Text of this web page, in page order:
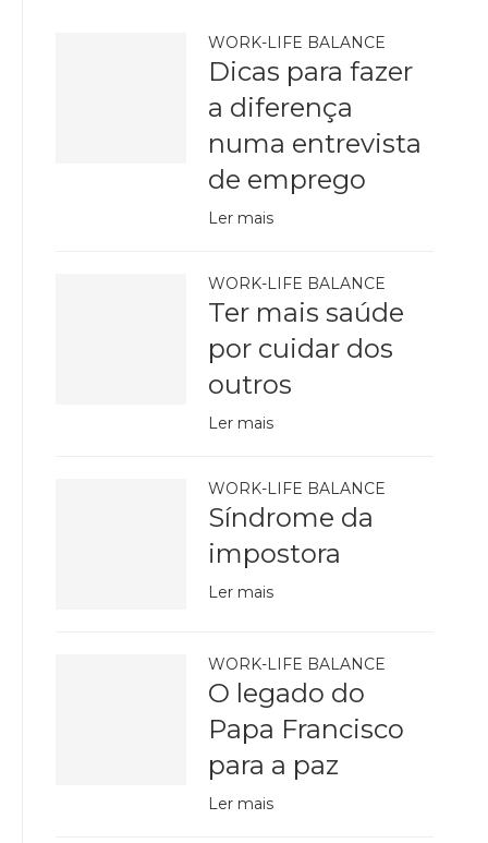
WORK-LIFE BALANCE
Dicas para fazer
a diferença
numa entrevista
de emprego
Ler mais
WORK-LIFE BALANCE
Ter mais saúde
por cuidar dos
outros
Ler mais
WORK-LIFE BALANCE
Síndrome da
impostora
Ler mais
WORK-LIFE BALANCE
O legado do
Papa Francisco
para a paz
Ler mais